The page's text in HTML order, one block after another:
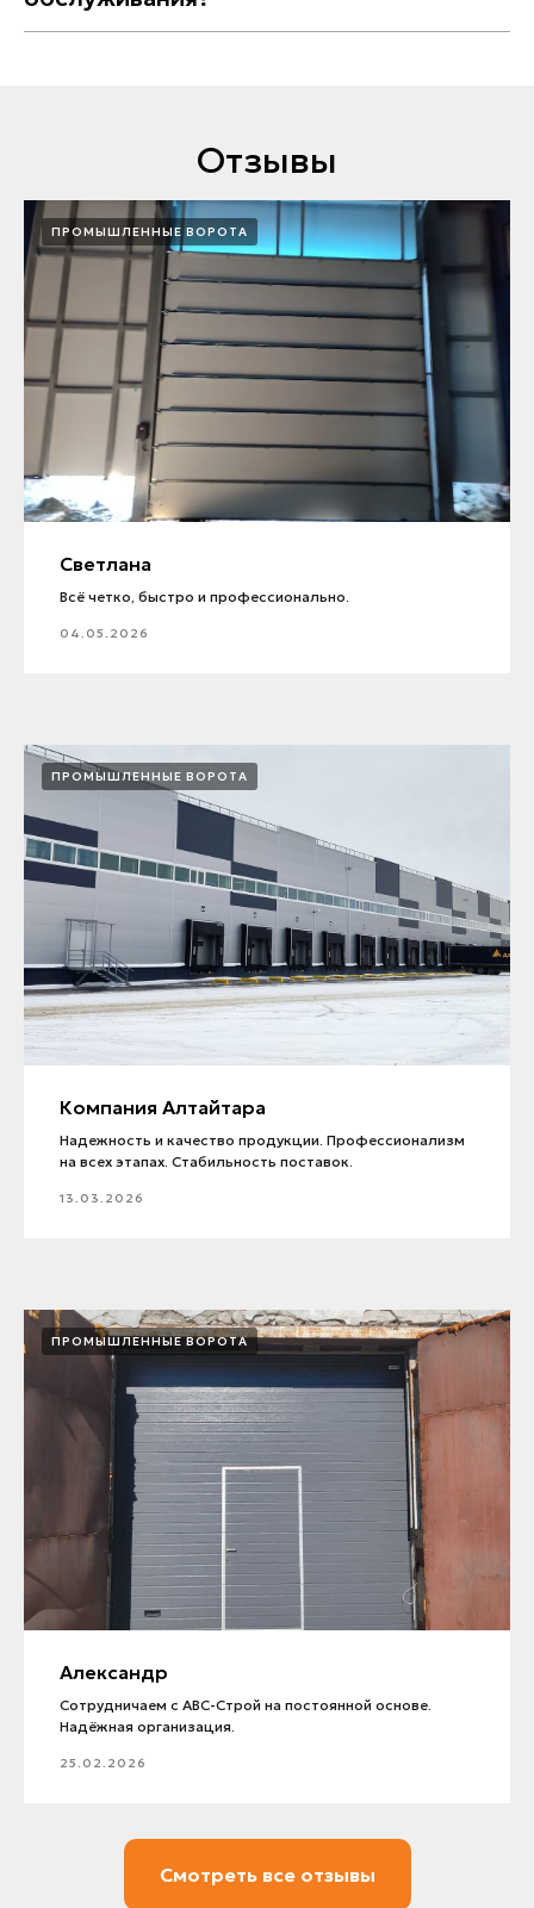
Отзывы
ПРОМЫШЛЕННЫЕ ВОРОТА
Светлана
Всё четко, быстро и профессионально.
04.05.2026
ПРОМЫШЛЕННЫЕ ВОРОТА
Компания Алтайтара
Надежность и качество продукции. Профессионализм
на всех этапах. Стабильность поставок.
13.03.2026
ПРОМЫШЛЕННЫЕ ВОРОТА
Александр
Сотрудничаем с АВС-Строй на постоянной основе.
Надёжная организация.
25.02.2026
Смотреть все отзывы